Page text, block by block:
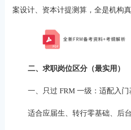
案设计、资本计提测算，全是机构
二、求职岗位区分（最实用）
一、只过 FRM 一级：适配入门
适合应届生、转行零基础、后